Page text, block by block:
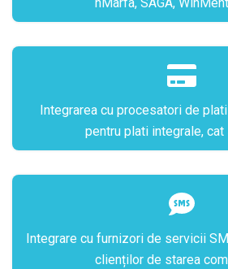
Integrarea cu procesatori de
pentru plati integrale, cat
Integrare cu furnizori de servicii
clienților de starea